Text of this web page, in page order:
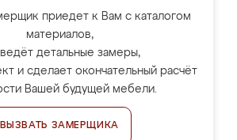
приедет к Вам с каталогом
материалов,
детальные замеры,
и сделает окончательный расчёт
Вашей будущей мебели.
ВЫЗВАТЬ ЗАМЕРЩИКА